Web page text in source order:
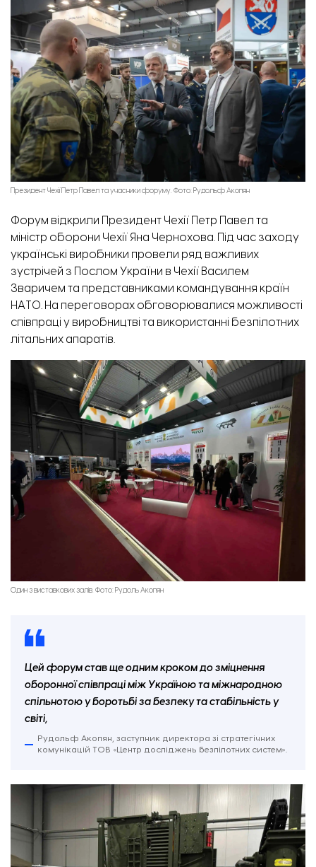
Президент Чехії Петр Павел та учасники форуму. Фото: Рудольф Акопян
Форум відкрили Президент Чехії Петр Павел та
міністр оборони Чехії Яна Чернохова. Під час заходу
українські виробники провели ряд важливих
зустрічей з Послом України в Чехії Василем
Зваричем та представниками командування країн
НАТО. На переговорах обговорювалися можливості
співпраці у виробництві та використанні безпілотних
літальних апаратів.
Один з виставкових залів. Фото: Рудоль Акопян
Цей форум став ще одним кроком до зміцнення
оборонної співпраці між Україною та міжнародною
спільнотою у боротьбі за безпеку та стабільність у
світі,
Рудольф Акопян, заступник директора зі стратегічних
комунікацій ТОВ «Центр досліджень безпілотних систем».